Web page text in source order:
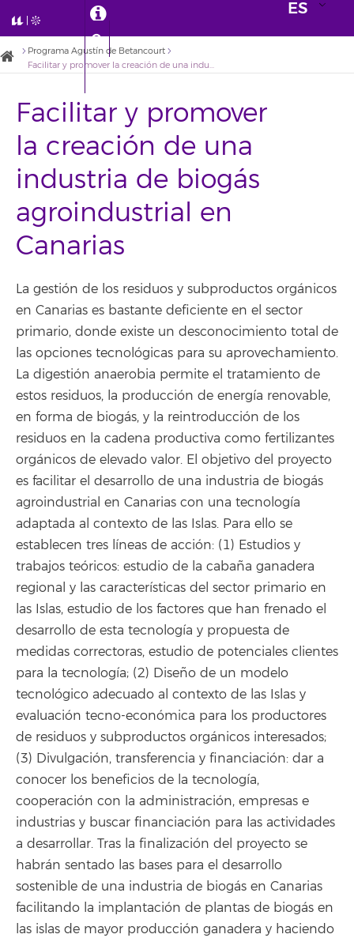
ES
Programa Agustín de Betancourt
Facilitar y promover la creación de una industria de biogás agroindustrial en Canarias
Facilitar y promover
la creación de una
industria de biogás
agroindustrial en
Canarias
La gestión de los residuos y subproductos orgánicos
en Canarias es bastante deficiente en el sector
primario, donde existe un desconocimiento total de
las opciones tecnológicas para su aprovechamiento.
La digestión anaerobia permite el tratamiento de
estos residuos, la producción de energía renovable,
en forma de biogás, y la reintroducción de los
residuos en la cadena productiva como fertilizantes
orgánicos de elevado valor. El objetivo del proyecto
es facilitar el desarrollo de una industria de biogás
agroindustrial en Canarias con una tecnología
adaptada al contexto de las Islas. Para ello se
establecen tres líneas de acción: (1) Estudios y
trabajos teóricos: estudio de la cabaña ganadera
regional y las características del sector primario en
las Islas, estudio de los factores que han frenado el
desarrollo de esta tecnología y propuesta de
medidas correctoras, estudio de potenciales clientes
para la tecnología; (2) Diseño de un modelo
tecnológico adecuado al contexto de las Islas y
evaluación tecno-económica para los productores
de residuos y subproductos orgánicos interesados;
(3) Divulgación, transferencia y financiación: dar a
conocer los beneficios de la tecnología,
cooperación con la administración, empresas e
industrias y buscar financiación para las actividades
a desarrollar. Tras la finalización del proyecto se
habrán sentado las bases para el desarrollo
sostenible de una industria de biogás en Canarias
facilitando la implantación de plantas de biogás en
las islas de mayor producción ganadera y haciendo